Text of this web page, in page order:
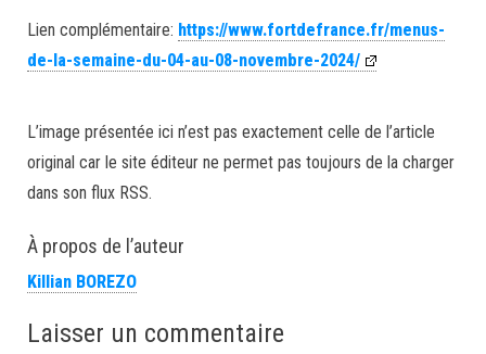
Lien complémentaire: https://www.fortdefrance.fr/menus-
de-la-semaine-du-04-au-08-novembre-2024/
L’image présentée ici n’est pas exactement celle de l’article
original car le site éditeur ne permet pas toujours de la charger
dans son flux RSS.
À propos de l’auteur
Killian BOREZO
Laisser un commentaire